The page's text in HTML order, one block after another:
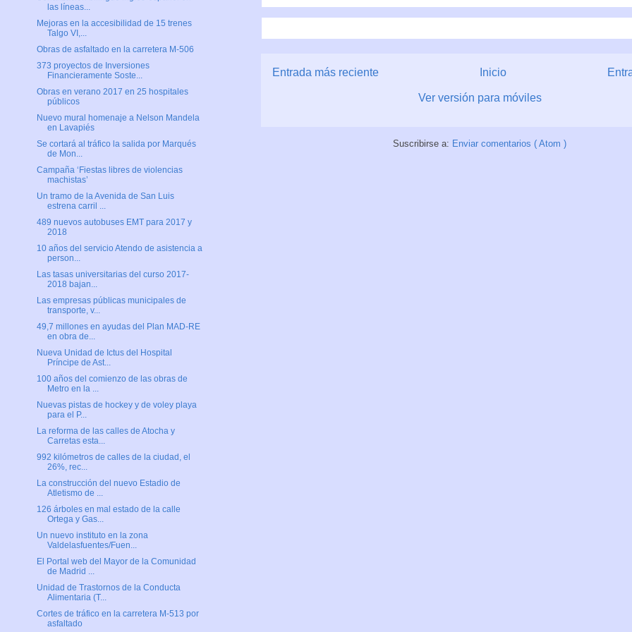
Entrada más reciente Inicio
Ver versión para móviles
Suscribirse a: Enviar comentarios ( Atom )
las líneas...
Mejoras en la accesibilidad de 15 trenes
Talgo VI,...
Obras de asfaltado en la carretera M-506
373 proyectos de Inversiones
Financieramente Soste...
Obras en verano 2017 en 25 hospitales
públicos
Nuevo mural homenaje a Nelson Mandela
en Lavapiés
Se cortará al tráfico la salida por Marqués
de Mon...
Campaña ‘Fiestas libres de violencias
machistas’
Un tramo de la Avenida de San Luis
estrena carril ...
489 nuevos autobuses EMT para 2017 y
2018
10 años del servicio Atendo de asistencia a
person...
Las tasas universitarias del curso 2017-
2018 bajan...
Las empresas públicas municipales de
transporte, v...
49,7 millones en ayudas del Plan MAD-RE
en obra de...
Nueva Unidad de Ictus del Hospital
Príncipe de Ast...
100 años del comienzo de las obras de
Metro en la ...
Nuevas pistas de hockey y de voley playa
para el P...
La reforma de las calles de Atocha y
Carretas esta...
992 kilómetros de calles de la ciudad, el
26%, rec...
La construcción del nuevo Estadio de
Atletismo de ...
126 árboles en mal estado de la calle
Ortega y Gas...
Un nuevo instituto en la zona
Valdelasfuentes/Fuen...
El Portal web del Mayor de la Comunidad
de Madrid ...
Unidad de Trastornos de la Conducta
Alimentaria (T...
Cortes de tráfico en la carretera M-513 por
asfaltado